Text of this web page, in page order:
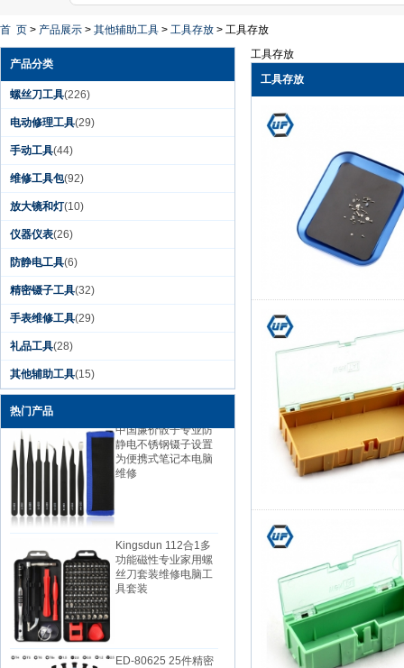
首 页 > 产品展示 > 其他辅助工具 > 工具存放 > 工具存放
产品分类
螺丝刀工具(226)
电动修理工具(29)
手动工具(44)
维修工具包(92)
放大镜和灯(10)
仪器仪表(26)
防静电工具(6)
精密镊子工具(32)
手表维修工具(29)
礼品工具(28)
其他辅助工具(15)
热门产品
十字螺丝刀笔记本电
金斯敦2019 DIY家用
锂电池充电电动螺丝
静电不锈钢镊子设置
为便携式笔记本电脑
维修
Kingsdun 112合1多
功能磁性专业家用螺
丝刀套装维修电脑工
具套装
ED-80625 25件精密
螺丝刀套装撬工具套
工具存放
工具存放